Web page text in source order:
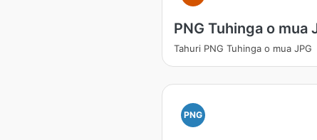
PNG Tuhinga o mua
Tahuri PNG Tuhinga o mua JPG
PNG